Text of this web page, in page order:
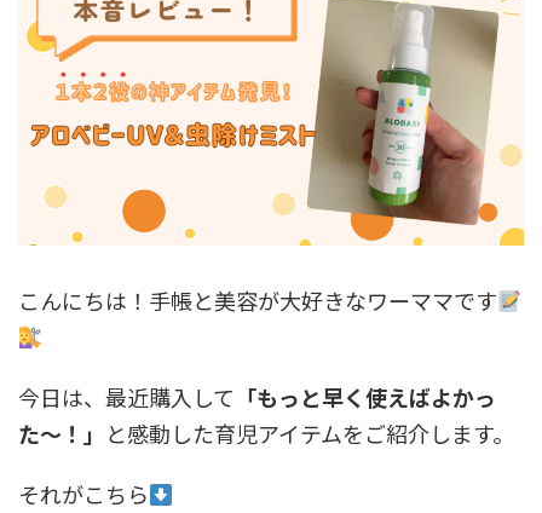
こんにちは！手帳と美容が大好きなワーママです
今日は、最近購入して 「もっと早く使えばよかっ
た〜！」 と感動した育児アイテムをご紹介します。
それがこちら